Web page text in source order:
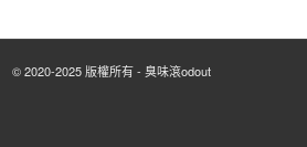
© 2020-2025 版權所有 - 臭味滾odout